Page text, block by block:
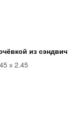
из
х 2.45